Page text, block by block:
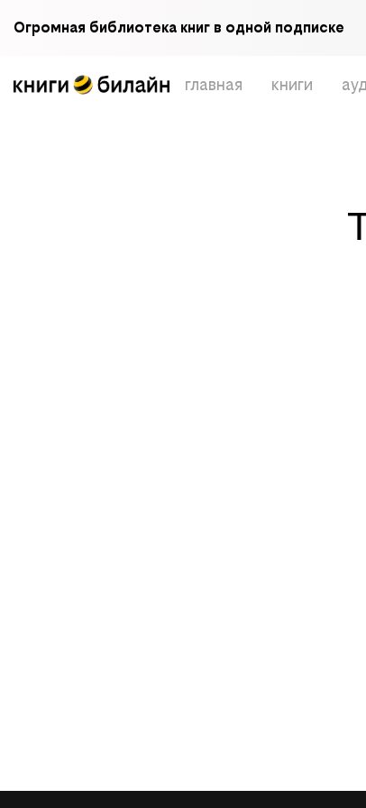
Огромная библиотека книг в одной подписке
главная книги